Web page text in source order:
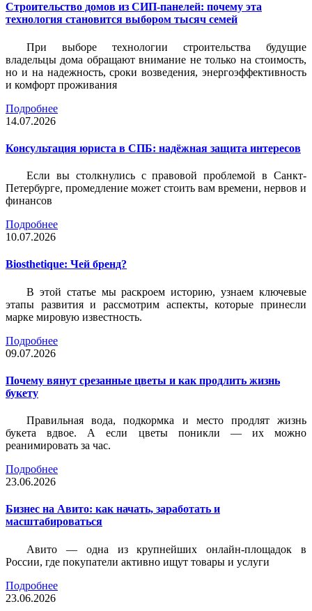
Строительство домов из СИП-панелей: почему эта
технология становится выбором тысяч семей
При выборе технологии строительства будущие
владельцы дома обращают внимание не только на стоимость,
но и на надежность, сроки возведения, энергоэффективность
и комфорт проживания
Подробнее
14.07.2026
Консультация юриста в СПБ: надёжная защита интересов
Если вы столкнулись с правовой проблемой в Санкт-
Петербурге, промедление может стоить вам времени, нервов и
финансов
Подробнее
10.07.2026
Biosthetique: Чей бренд?
В этой статье мы раскроем историю, узнаем ключевые
этапы развития и рассмотрим аспекты, которые принесли
марке мировую известность.
Подробнее
09.07.2026
Почему вянут срезанные цветы и как продлить жизнь
букету
Правильная вода, подкормка и место продлят жизнь
букета вдвое. А если цветы поникли — их можно
реанимировать за час.
Подробнее
23.06.2026
Бизнес на Авито: как начать, заработать и
масштабироваться
Авито — одна из крупнейших онлайн-площадок в
России, где покупатели активно ищут товары и услуги
Подробнее
23.06.2026